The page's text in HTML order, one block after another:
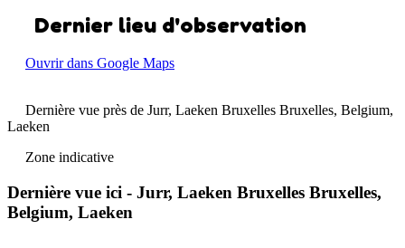
Dernier lieu d'observation
Ouvrir dans Google Maps
Dernière vue près de Jurr, Laeken Bruxelles Bruxelles, Belgium,
Laeken
Zone indicative
Dernière vue ici - Jurr, Laeken Bruxelles Bruxelles,
Belgium, Laeken